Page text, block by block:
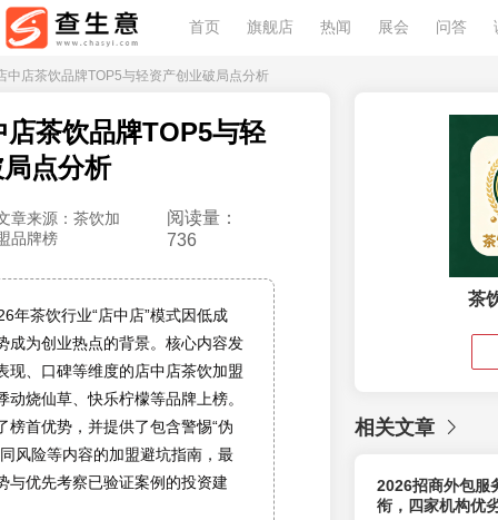
首页 旗舰店 热闻 展会 问答
中店茶饮品牌TOP5与轻资产创业破局点分析
店茶饮品牌TOP5与轻
点分析
章来源：茶饮加
品牌榜
阅读量：
736
年茶饮行业“店中店”模式因低成
成为创业热点的背景。核心内容发
现、口碑等维度的店中店茶饮加盟
动烧仙草、快乐柠檬等品牌上榜。
榜首优势，并提供了包含警惕“伪
风险等内容的加盟避坑指南，最
与优先考察已验证案例的投资建
茶
相关文章
2026招商外包服
衔，四家机构优